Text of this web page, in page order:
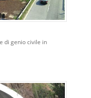
di genio civile in